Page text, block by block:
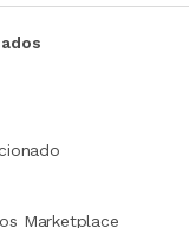
Marketplace